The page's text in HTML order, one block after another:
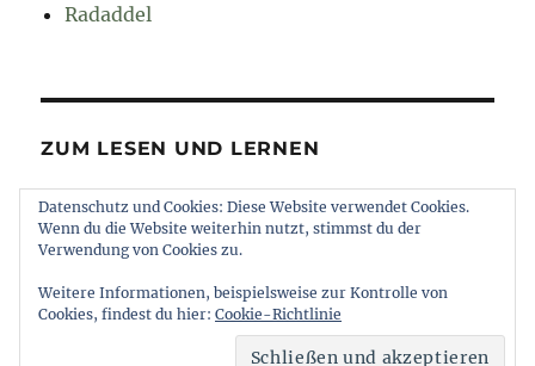
Radaddel
ZUM LESEN UND LERNEN
Euroncap
Tong
Impressum und Datenschutz
Stolz
Datenschutz und Cookies: Diese Website verwendet Cookies.
Wenn du die Website weiterhin nutzt, stimmst du der
Verwendung von Cookies zu.
Weitere Informationen, beispielsweise zur Kontrolle von
Cookies, findest du hier: Cookie-Richtlinie